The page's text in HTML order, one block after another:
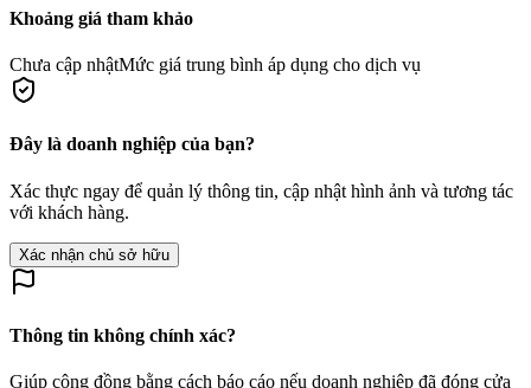
Khoảng giá tham khảo
Chưa cập nhậtMức giá trung bình áp dụng cho dịch vụ
Đây là doanh nghiệp của bạn?
Xác thực ngay để quản lý thông tin, cập nhật hình ảnh và tương tác
với khách hàng.
Xác nhận chủ sở hữu
Thông tin không chính xác?
Giúp cộng đồng bằng cách báo cáo nếu doanh nghiệp đã đóng cửa